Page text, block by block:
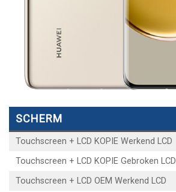
SCHERM
Touchscreen + LCD KOPIE Werkend LCD
Touchscreen + LCD KOPIE Gebroken LCD
Touchscreen + LCD OEM Werkend LCD